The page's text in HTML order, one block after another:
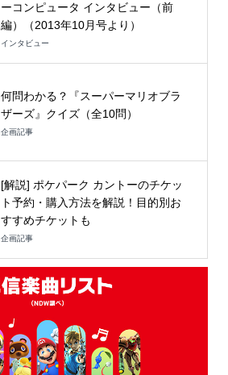
ーコンピュータ インタビュー（前
編）（2013年10月号より）
インタビュー
何問わかる？『スーパーマリオブラ
ザーズ』クイズ（全10問）
企画記事
[解説] ポケパーク カントーのチケッ
ト予約・購入方法を解説！目的別お
すすめチケットも
企画記事